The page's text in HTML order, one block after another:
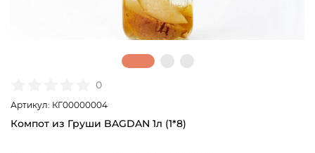
0
Артикул: КГ00000004
Компот из Груши BAGDAN 1л (1*8)